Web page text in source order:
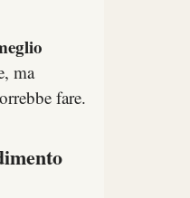
ma
fare.